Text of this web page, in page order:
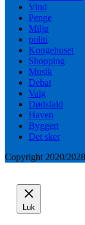
Vind
Penge
Miljø
politi
Kongehuset
Shopping
Musik
Debat
Valg
Dødsfald
Haven
Byggeri
Det sker
Copyright 2020/
Luk